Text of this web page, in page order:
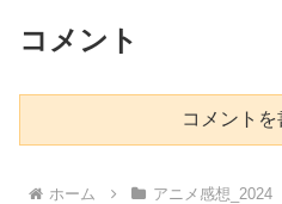
コメント
コメント
ホーム アニメ感想_2024